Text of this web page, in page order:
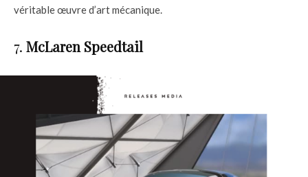
véritable œuvre d’art mécanique.
7. McLaren Speedtail